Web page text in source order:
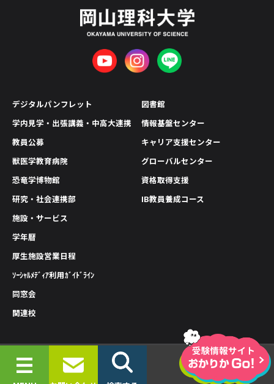
デジタルパンフレット
学内見学・出張講義・中高大連携
教員公募
獣医学教育病院
恐竜学博物館
研究・社会連携部
図書館
情報基盤センター
キャリア支援センター
グローバルセンター
資格取得支援
IB教員養成コース
施設・サービス
学年暦
厚生施設営業日程
ｿｰｼｬﾙﾒﾃﾞｨｱ利用ｶﾞｲﾄﾞﾗｲﾝ
同窓会
関連校
情報公開
プライバシーポリシー
サイトポリシー